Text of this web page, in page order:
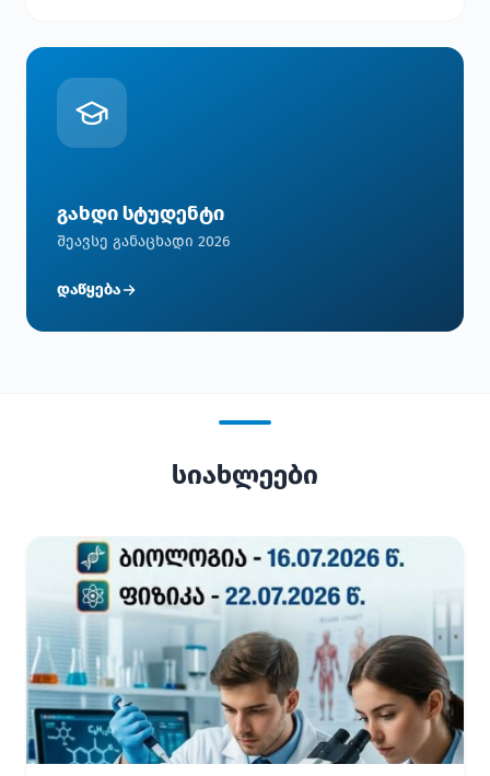
გახდი სტუდენტი
შეავსე განაცხადი 2026
დაწყება
სიახლეები